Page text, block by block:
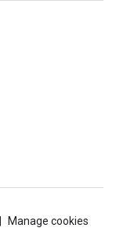
Manage cookies